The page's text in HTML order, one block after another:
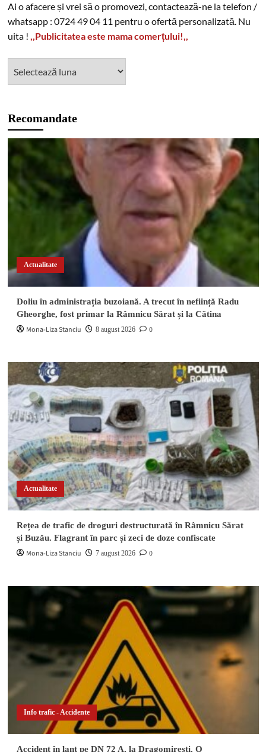
Ai o afacere și vrei să o promovezi, contactează-ne la telefon /
whatsapp : 0724 49 04 11 pentru o ofertă personalizată. Nu
uita ! ,,Publicitatea este mama comerțului!,,
Recomandate
Actualitate
Doliu în administrația buzoiană. A trecut în neființă Radu
Gheorghe, fost primar la Râmnicu Sărat și la Cătina
Mona-Liza Stanciu 8 august 2026 0
Actualitate
Rețea de trafic de droguri destructurată în Râmnicu Sărat
și Buzău. Flagrant în parc și zeci de doze confiscate
Mona-Liza Stanciu 7 august 2026 0
Info trafic - Accidente
Accident în lanț pe DN 72 A, la Dragomirești. O